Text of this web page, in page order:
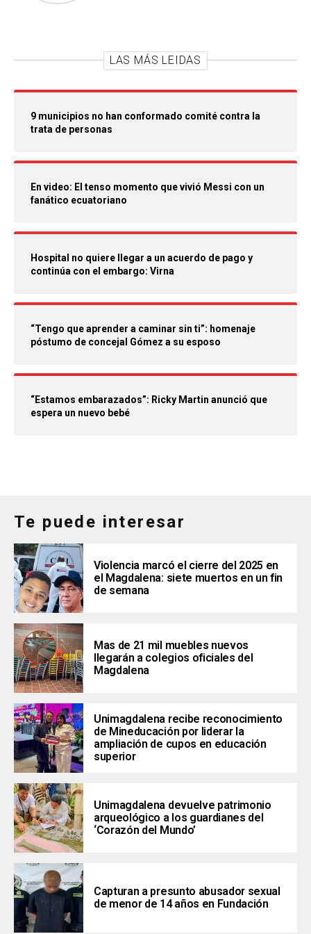
LAS MÁS LEIDAS
9 municipios no han conformado comité contra la
trata de personas
En video: El tenso momento que vivió Messi con un
fanático ecuatoriano
Hospital no quiere llegar a un acuerdo de pago y
continúa con el embargo: Virna
“Tengo que aprender a caminar sin ti”: homenaje
póstumo de concejal Gómez a su esposo
“Estamos embarazados”: Ricky Martin anunció que
espera un nuevo bebé
Te puede interesar
Violencia marcó el cierre del 2025 en
el Magdalena: siete muertos en un fin
de semana
Mas de 21 mil muebles nuevos
llegarán a colegios oficiales del
Magdalena
Unimagdalena recibe reconocimiento
de Mineducación por liderar la
ampliación de cupos en educación
superior
Unimagdalena devuelve patrimonio
arqueológico a los guardianes del
‘Corazón del Mundo’
Capturan a presunto abusador sexual
de menor de 14 años en Fundación